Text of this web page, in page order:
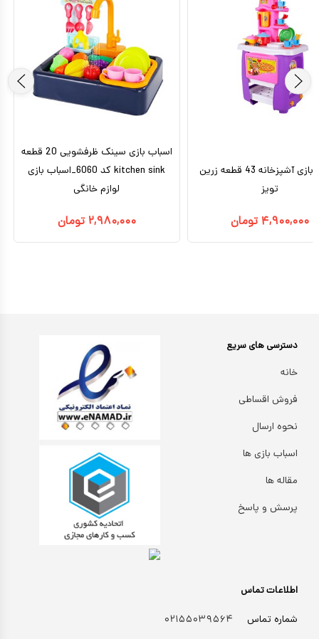
اسباب بازی سینک ظرفشویی 20 قطعه
kitchen sink کد 6060_اسباب بازی
لوازم خانگی
۲,۹۸۰,۰۰۰ تومان
اسباب بازی آشپزخانه 43 قطعه زرین
تویز
۴,۹۰۰,۰۰۰ تومان
اطلاعات تماس
شماره تماس
۰۲۱۵۵۰۳۹۵۶۴
دسترسی های سریع
خانه
فروش اقساطی
نحوه ارسال
اسباب بازی ها
مقاله ها
پرسش و پاسخ